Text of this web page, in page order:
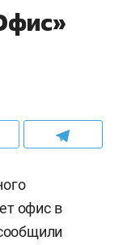
офис в